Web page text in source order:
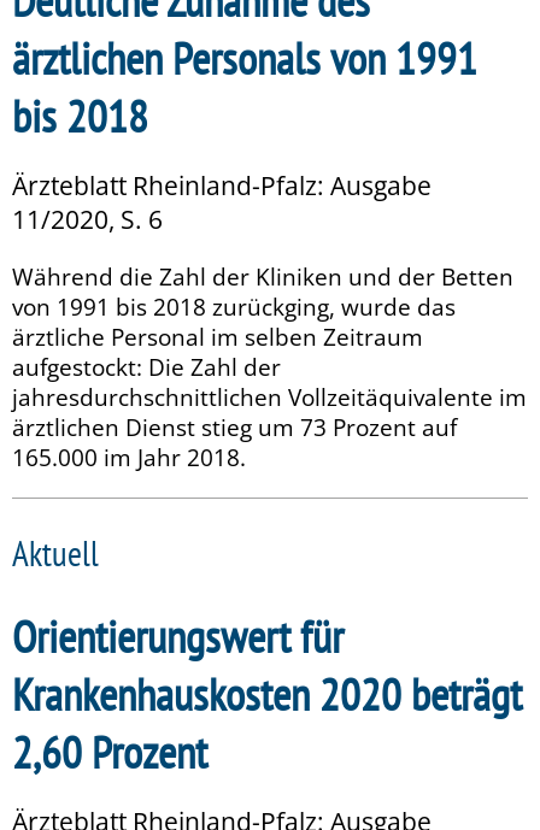
ärztlichen Personals von 1991
bis 2018
Ärzteblatt Rheinland-Pfalz: Ausgabe
11/2020, S. 6
Während die Zahl der Kliniken und der Betten
von 1991 bis 2018 zurückging, wurde das
ärztliche Personal im selben Zeitraum
aufgestockt: Die Zahl der
jahresdurchschnittlichen Vollzeitäquivalente im
ärztlichen Dienst stieg um 73 Prozent auf
165.000 im Jahr 2018.
Aktuell
Orientierungswert für
Krankenhauskosten 2020 beträgt
2,60 Prozent
Ärzteblatt Rheinland-Pfalz: Ausgabe